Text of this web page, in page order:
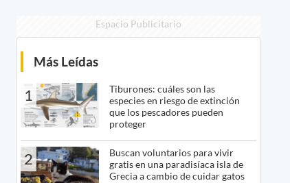
Espacio Publicitario
Más Leídas
1
Tiburones: cuáles son las
especies en riesgo de extinción
que los pescadores pueden
proteger
2
Buscan voluntarios para vivir
gratis en una paradisíaca isla de
Grecia a cambio de cuidar gatos